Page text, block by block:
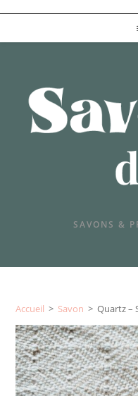
SAVONS &
Accueil > Savon > Quartz –